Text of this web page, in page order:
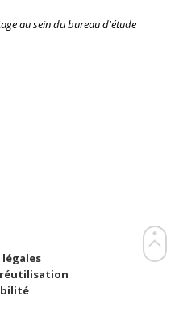
au sein du bureau d'étude